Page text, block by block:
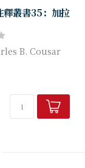
釋叢書35：加拉
B. Cousar
評論，他認為
》神學上的精彩之
上帝恩典的意義